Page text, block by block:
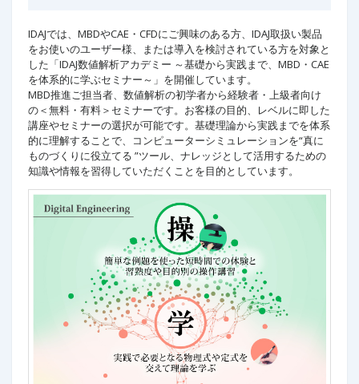
IDAJでは、MBDやCAE・CFDにご興味のある方、IDAJ取扱い製品
をお使いのユーザー様、または導入を検討されている方を対象と
した「IDAJ数値解析アカデミー ～基礎から実践まで、MBD・CAE
を体系的に学ぶセミナー～」を開催しています。
MBD推進ご担当者、数値解析の初学者から経験者・上級者向け
の＜無料・有料＞セミナーです。お客様の目的、レベルに即した
講座やセミナーの選択が可能です。基礎理論から実践までを体系
的に理解することで、コンピューターシミュレーションを“真に
ものづくりに役立てる ”ツール、ナレッジとして活用するための
知識や情報を習得していただくことを目的としています。